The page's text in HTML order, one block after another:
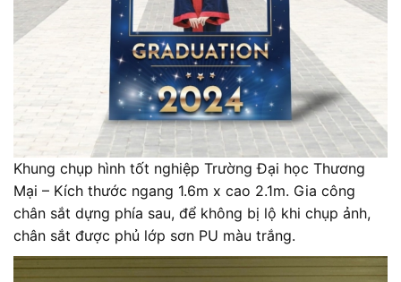
Khung chụp hình tốt nghiệp Trường Đại học Thương
Mại – Kích thước ngang 1.6m x cao 2.1m. Gia công
chân sắt dựng phía sau, để không bị lộ khi chụp ảnh,
chân sắt được phủ lớp sơn PU màu trắng.